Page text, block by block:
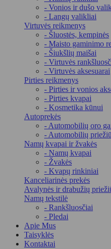
- Vonios ir dušo
- Langų valikliai
Virtuvės reikmenys
- Šluostės, kempinės
- Maisto gaminimo
- Šiukšlių maišai
- Virtuvės
- Virtuvės aksesuarai
Pirties reikmenys
- Pirties ir vonios
- Pirties kvapai
- Kosmetika kūnui
Autoprekės
- Automobilių oro
- Automobilių
Namų kvapai ir žvakės
- Namų kvapai
- Žvakės
- Kvapų rinkiniai
Kanceliarinės prekės
Avalynės ir drabužių
Namų tekstilė
- Rankšluosčiai
- Pledai
Apie Mus
Taisyklės
Kontaktai